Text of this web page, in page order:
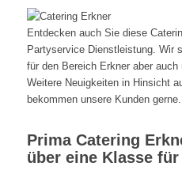
Entdecken auch Sie diese
Partyservice Dienstleistung. Wir
für den Bereich Erkner aber
Weitere Neuigkeiten in Hinsicht
bekommen unsere Kunden gerne.
Prima Catering
über eine Klasse